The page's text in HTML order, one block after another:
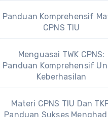
Panduan Komprehensif
CPNS TIU
Menguasai TWK CPNS:
Panduan Komprehensif
Keberhasilan
Materi CPNS TIU Dan
Panduan Sukses